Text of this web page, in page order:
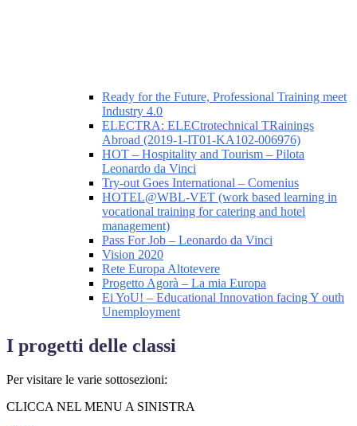
Ready for the Future, Professional Training meet
Industry 4.0
ELECTRA: ELECtrotechnical TRainings
Abroad (2019-1-IT01-KA102-006976)
HOT – Hospitality and Tourism – Pilota
Leonardo da Vinci
Try-out Goes International – Comenius
HOTEL@WBL-VET (work based learning in
vocational training for catering and hotel
management)
Pass For Job – Leonardo da Vinci
Vision 2020
Rete Europa Altotevere
Progetto Agorà – La mia Europa
Ei YoU! – Educational Innovation facing Y outh
Unemployment
I progetti delle classi
Per visitare le varie sottosezioni:
CLICCA NEL MENU A SINISTRA